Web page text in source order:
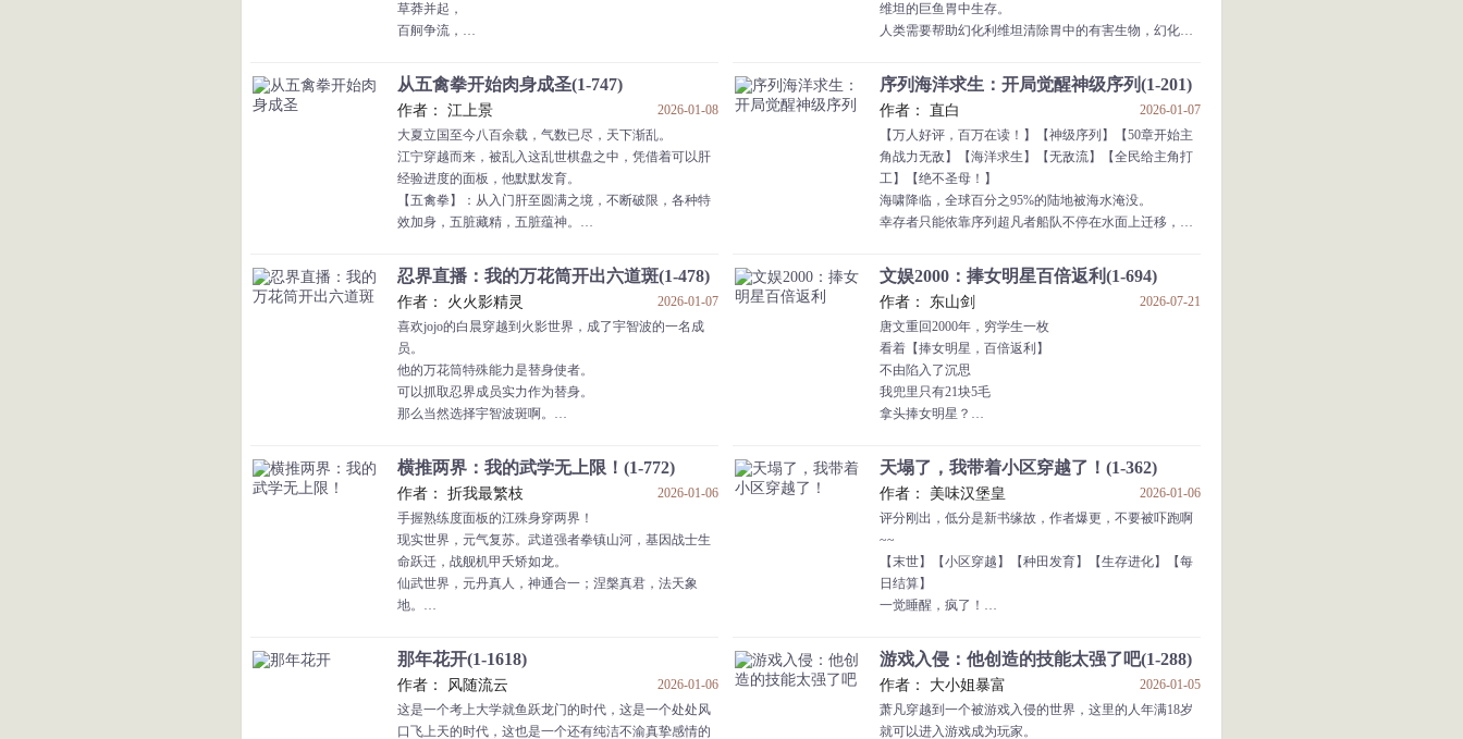
我厄难毒体不利乎？”
然而，模拟的尽头，他看到了灭世的剑光，以及……古
墓中走出的所谓“仙人”！
“什么？你说你是仙？”
“不好意思！
草莽并起，
百舸争流，
赵瑞虎表示唯权不可辜负，
他要一步一步走到最高！
他要打造瑞虎的名义！
他要坐一坐最高的那把椅子！...
维坦的巨鱼胃中生存。
人类需要帮助幻化利维坦清除胃中的有害生物，幻化利
而这个海洋世界中的生物都异常的巨大，即便是寄生虫
体型也远超人类。
人类需要不断地获取物资箱，提升自己的能力和装备，
和这些侵入幻化利维坦胃中的生物战斗。
在所有人都在苦苦挣扎时，我们的主角周文，因为时不
时能听到幻化利维坦的声音，穿越来的第一天，便获得
了其他人三倍的物资箱，
从五禽拳开始肉身成圣(1-747)
作者： 江上景
2026-01-08
大夏立国至今八百余载，气数已尽，天下渐乱。
江宁穿越而来，被乱入这乱世棋盘之中，凭借着可以肝
经验进度的面板，他默默发育。
【五禽拳】：从入门肝至圆满之境，不断破限，各种特
效加身，五脏藏精，五脏蕴神。
种特效加身，金身不坏，神骨不朽。
【内丹养生功】：从入门肝至圆满之境，不断破限，各
种特效加身，永驻巅峰，长生不老。
当江宁蓦然回首时，什么大夏只有一位活了八百多年的
武圣，我也是武圣，还是古今最强的武圣！！
【老书240万字完本，6000均大精品人品保
序列海洋求生：开局觉醒神级序列(1-201)
作者： 直白
2026-01-07
【万人好评，百万在读！】【神级序列】【50章开始主
角战力无敌】【海洋求生】【无敌流】【全民给主角打
工】【绝不圣母！】
海啸降临，全球百分之95%的陆地被海水淹没。
幸存者只能依靠序列超凡者船队不停在水面上迁移，定
在迁徙的过程中，陆圣意外觉醒了深蓝求生系统。
【叮！检测到宿主接触灾祸之水，深蓝求生系统激
活！】
【叮！系统首次激活，赠送序列超凡抽奖机会×1】
【叮！恭喜宿主鸿运齐天，获得神级序列天赋——龙
神！】
不仅如此，系统还有两大核心功能。
灵源空间：种植瓜果蔬菜
忍界直播：我的万花筒开出六道斑(1-478)
作者： 火火影精灵
2026-01-07
喜欢jojo的白晨穿越到火影世界，成了宇智波的一名成
员。
他的万花筒特殊能力是替身使者。
可以抓取忍界成员实力作为替身。
那么当然选择宇智波斑啊。
于是他的替身从秽土斑，全盛斑，到六道斑。
灭族之夜因带土看到他身后的宇智波斑而夭折。
白晨的忍者生涯直接巅峰。
三代目：下一任火影还给宇智波吧。
团藏：为什么？
三代目：你没点【老年斑】数？白晨随身携带宇智波
斑，我怀疑……他是想把我们全斩了！
···
秽土斑：你也想
文娱2000：捧女明星百倍返利(1-694)
作者： 东山剑
2026-07-21
唐文重回2000年，穷学生一枚
看着【捧女明星，百倍返利】
不由陷入了沉思
我兜里只有21块5毛
拿头捧女明星？
……
给王心玲写歌，资金+300w，姐姐粉+1w
捧高媛媛演女主，【技能：回眸一笑】等级提升
为刘艺菲写剧本，魅力+10，资金+10000w
刘艺菲：他们说我是票房毒药，你也愿意投资？
唐文毫不犹豫：你一年赔一部，我愿赔到天荒地老！
……
著名编剧：唐总真的热爱艺术，什么剧本都投，并且只
影视协会会长：唐
横推两界：我的武学无上限！(1-772)
作者： 折我最繁枝
2026-01-06
手握熟练度面板的江殊身穿两界！
现实世界，元气复苏。武道强者拳镇山河，基因战士生
命跃迁，战舰机甲夭矫如龙。
仙武世界，元丹真人，神通合一；涅槃真君，法天象
地。
在实力为尊的仙武世界，以海量资源，砸出一个煌煌大
道！
武学、神通、大道，一切法门，尽数肝之。
无论时间流逝多久，千年沧海桑田变幻，江殊依旧负手
立在虚空之上。
天塌了，我带着小区穿越了！(1-362)
作者： 美味汉堡皇
2026-01-06
评分刚出，低分是新书缘故，作者爆更，不要被吓跑啊
~~
【末世】【小区穿越】【种田发育】【生存进化】【每
日结算】
一觉睡醒，疯了！
生存评分。
更恐怖的是，每三十天就要和另一个小区进行一次血腥
对抗，败者淘汰！死亡吞并！
为了在三十天后的PK中活下来，邻居们彻底疯狂。有人
拉帮结派，抢夺物资；有人开始锻炼，自制武器；还有
那年花开(1-1618)
作者： 风随流云
2026-01-06
这是一个考上大学就鱼跃龙门的时代，这是一个处处风
口飞上天的时代，这也是一个还有纯洁不渝真挚感情的
游戏入侵：他创造的技能太强了吧(1-288)
作者： 大小姐暴富
2026-01-05
萧凡穿越到一个被游戏入侵的世界，这里的人年满18岁
就可以进入游戏成为玩家。